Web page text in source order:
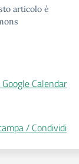
articolo è
Calendar
/ Condividi